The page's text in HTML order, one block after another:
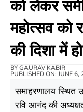
को लेकर
महोत्सव को
की दिशा में
BYGAURAV KABIR
PUBLISHED ON: JUNE 6,
समाहरणालय स्थित
रवि आनंद की